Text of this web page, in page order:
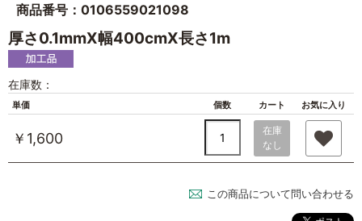
商品番号：0106559021098
厚さ0.1mmX幅400cmX長さ1m
在庫数：
単価 個数 カート お気に入り
￥1,600
在庫
なし
この商品について問い合わせる